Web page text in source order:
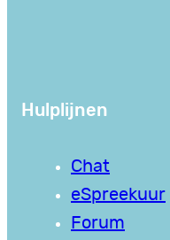
Hulplijnen
Chat
eSpreekuur
Forum